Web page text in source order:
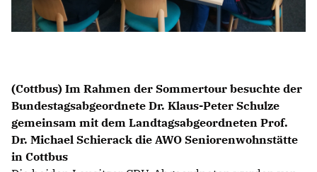
LINKS
(Cottbus) Im Rahmen der Sommertour besuchte der
Bundestagsabgeordnete Dr. Klaus-Peter Schulze
gemeinsam mit dem Landtagsabgeordneten Prof.
Dr. Michael Schierack die AWO Seniorenwohnstätte
in Cottbus